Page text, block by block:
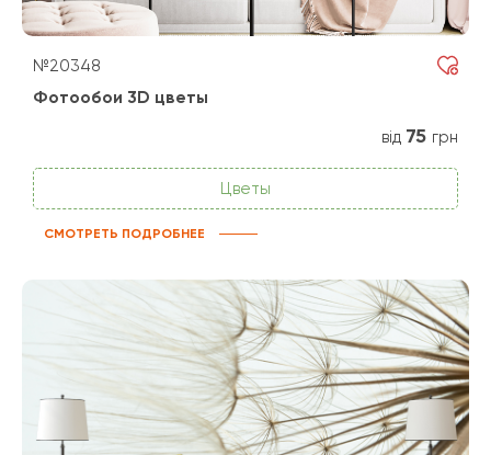
№20348
Фотообои 3D цветы
від 75 грн
Цветы
СМОТРЕТЬ ПОДРОБНЕЕ